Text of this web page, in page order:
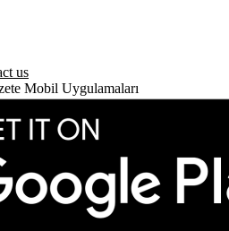
us
Mobil Uygulamaları